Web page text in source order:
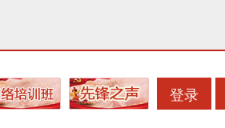
登录